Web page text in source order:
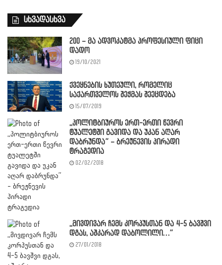
სხვადასხვა
200 – მა ადვოკატმა პროფესიული ფიცი
დადო
19/10/2021
ქვეყნების ხუთეული, რომელიც
საქართველოს შეჭმას შეეცდება
15/07/2019
,,პოლიტბიუროს ერთ-ერთი წევრი
ტუალეტში გავიდა და უკან აღარ
დაბრუნდა” – ბრეჟნევის პირადი
ტრაგედია
02/02/2018
,,მივდივარ ჩემს კორპუსთან და 4-5 ბავშვი
დგას, აშკარად დაბოლილი…”
27/01/2018